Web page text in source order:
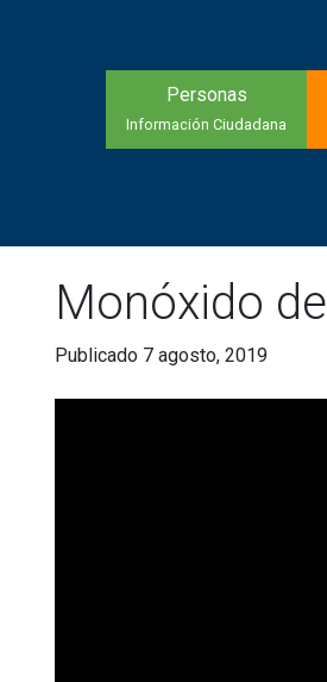
Personas
Información Ciudadana
Monóxido
Publicado 7 agosto, 2019